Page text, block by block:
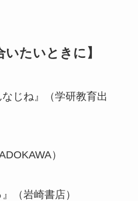
たいときに】
なじね』（学研教育出
）
（岩崎書店）